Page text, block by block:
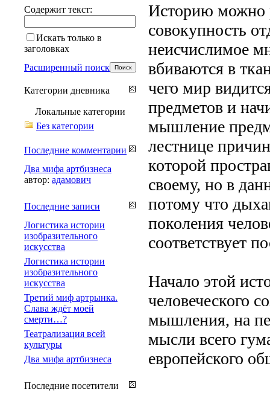
Историю можно
совокупность
неисчислимое
вбиваются в
чего мир
предметов и
мышление
лестнице
которой
своему, но в
потому что
поколения
соответствует
Начало этой
человеческого
мышления, на
мысли всего
европейского
Содержит текст:
Искать только в
заголовках
Расширенный поиск
Категории дневника
Локальные категории
Без категории
Последние комментарии
Два мифа артбизнеса
автор: адамович
Последние записи
Логистика истории
изобразительного
искусства
Логистика истории
изобразительного
искусства
Третий миф артрынка.
Слава ждёт моей
смерти…?
Театрализация всей
культуры
Два мифа артбизнеса
Последние посетители